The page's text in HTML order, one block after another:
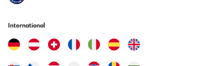
International